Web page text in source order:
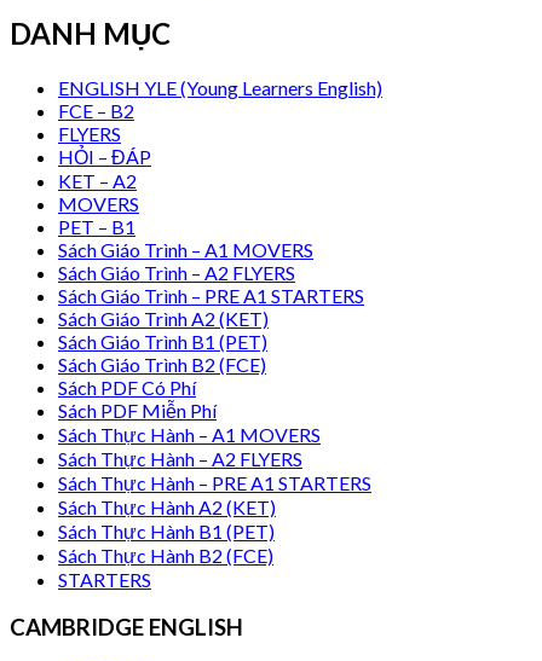
DANH MỤC
ENGLISH YLE (Young Learners English)
FCE – B2
FLYERS
HỎI – ĐÁP
KET – A2
MOVERS
PET – B1
Sách Giáo Trình – A1 MOVERS
Sách Giáo Trình – A2 FLYERS
Sách Giáo Trình – PRE A1 STARTERS
Sách Giáo Trình A2 (KET)
Sách Giáo Trình B1 (PET)
Sách Giáo Trình B2 (FCE)
Sách PDF Có Phí
Sách PDF Miễn Phí
Sách Thực Hành – A1 MOVERS
Sách Thực Hành – A2 FLYERS
Sách Thực Hành – PRE A1 STARTERS
Sách Thực Hành A2 (KET)
Sách Thực Hành B1 (PET)
Sách Thực Hành B2 (FCE)
STARTERS
CAMBRIDGE ENGLISH